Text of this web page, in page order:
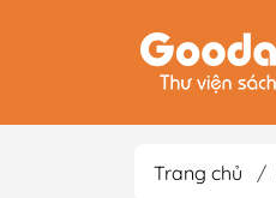
Trang chủ /